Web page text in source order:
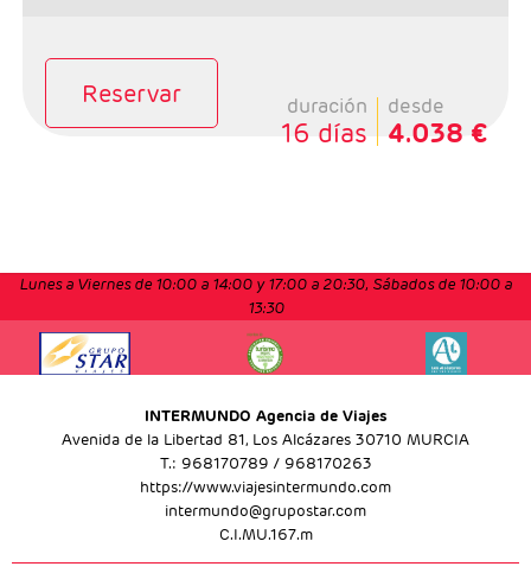
Reservar duración
16 días
desde
4.038 €
Lunes a Viernes de 10:00 a 14:00 y 17:00 a 20:30, Sábados de 10:00 a
13:30
INTERMUNDO Agencia de Viajes
Avenida de la Libertad 81, Los Alcázares 30710 MURCIA
T.: 968170789 / 968170263
https://www.viajesintermundo.com
intermundo@grupostar.com
C.I.MU.167.m